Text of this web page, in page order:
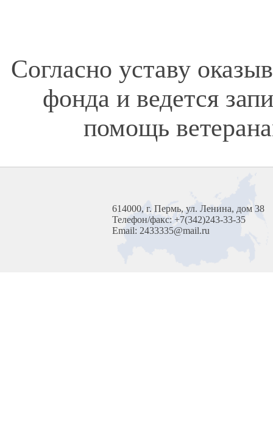
Согласно уставу
фонда и ведется
помощь
614000, г. Пермь, ул. Ленина, дом 38
Телефон/факс: +7(342)243-33-35
Email: 2433335@mail.ru